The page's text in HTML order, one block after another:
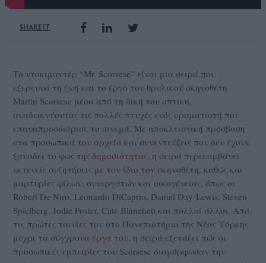
SHARE IT
Το ντοκιμαντέρ “Mr. Scorsese” είναι μια σειρά που
εξερευνά τη ζωή και το έργο του θρυλικού σκηνοθέτη
Martin Scorsese μέσα από τη δική του οπτική,
αναδεικνύοντας τις πολλές πτυχές ενός οραματιστή που
επαναπροσδιόρισε το σινεμά. Με αποκλειστική πρόσβαση
στα προσωπικά του αρχεία και συνεντεύξεις που δεν έχουν
ξαναδει το φως της δημοσιότητας, η σειρά περιλαμβάνει
εκτενείς συζητήσεις με τον ίδιο τον σκηνοθέτη, καθώς και
μαρτυρίες φίλων, συνεργατών και οικογένειας, όπως οι
Robert De Niro, Leonardo DiCaprio, Daniel Day-Lewis, Steven
Spielberg, Jodie Foster, Cate Blanchett και πολλοί άλλοι. Από
τις πρώτες ταινίες του στο Πανεπιστήμιο της Νέας Υόρκης
μέχρι τα σύγχρονα έργα του, η σειρά εξετάζει πώς οι
προσωπικές εμπειρίες του Scorsese διαμόρφωσαν την